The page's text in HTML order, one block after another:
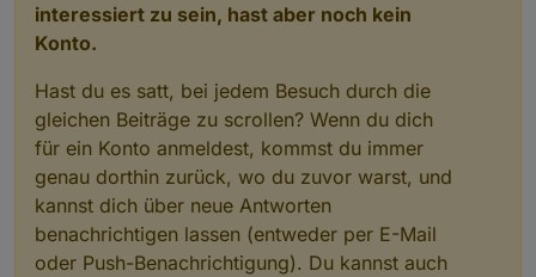
interessiert zu sein, hast aber noch kein
Konto.
Hast du es satt, bei jedem Besuch durch die
gleichen Beiträge zu scrollen? Wenn du dich
für ein Konto anmeldest, kommst du immer
genau dorthin zurück, wo du zuvor warst, und
kannst dich über neue Antworten
benachrichtigen lassen (entweder per E-Mail
oder Push-Benachrichtigung). Du kannst auch